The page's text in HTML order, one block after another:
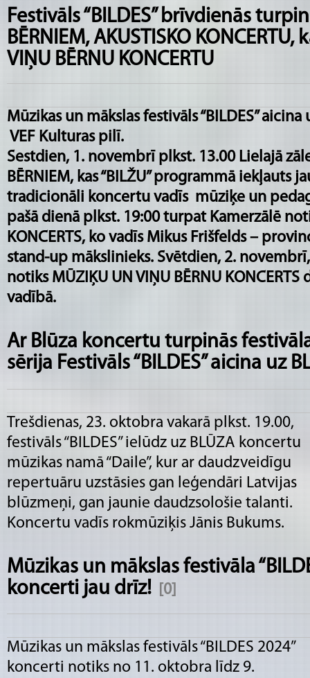
Festivāls “BILDES” brīvdienās
BĒRNIEM, AKUSTISKO
VIŅU BĒRNU KONCERTU
Mūzikas un mākslas festivāls “BILDES”
VEF Kulturas pilī.
Sestdien, 1. novembrī plkst. 13.00 Lielajā
BĒRNIEM, kas “BILŽU” programmā iekļauts
tradicionāli koncertu vadīs mūziķe un
pašā dienā plkst. 19:00 turpat Kamerzālē
KONCERTS, ko vadīs Mikus Frišfelds –
stand-up mākslinieks. Svētdien, 2.
notiks MŪZIĶU UN VIŅU BĒRNU
vadībā.
Ar Blūza koncertu turpinās festivāla
sērija Festivāls “BILDES” aicina uz
Trešdienas, 23. oktobra vakarā plkst. 19.00,
festivāls “BILDES” ielūdz uz BLŪZA koncertu
mūzikas namā “Daile”, kur ar daudzveidīgu
repertuāru uzstāsies gan leģendāri Latvijas
blūzmeņi, gan jaunie daudzsološie talanti.
Koncertu vadīs rokmūziķis Jānis Bukums.
Mūzikas un mākslas festivāla
koncerti jau drīz!
[0]
Mūzikas un mākslas festivāls “BILDES 2024”
koncerti notiks no 11. oktobra līdz 9.